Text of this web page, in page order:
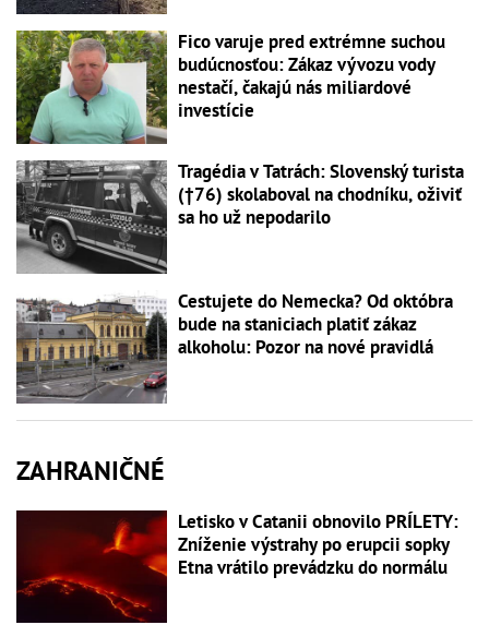
Fico varuje pred extrémne suchou
budúcnosťou: Zákaz vývozu vody
nestačí, čakajú nás miliardové
investície
Tragédia v Tatrách: Slovenský turista
(†76) skolaboval na chodníku, oživiť
sa ho už nepodarilo
Cestujete do Nemecka? Od októbra
bude na staniciach platiť zákaz
alkoholu: Pozor na nové pravidlá
ZAHRANIČNÉ
Letisko v Catanii obnovilo PRÍLETY:
Zníženie výstrahy po erupcii sopky
Etna vrátilo prevádzku do normálu